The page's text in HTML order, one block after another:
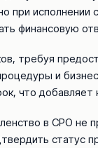
при
финансовую
требуя
и
что
в СРО не
статус